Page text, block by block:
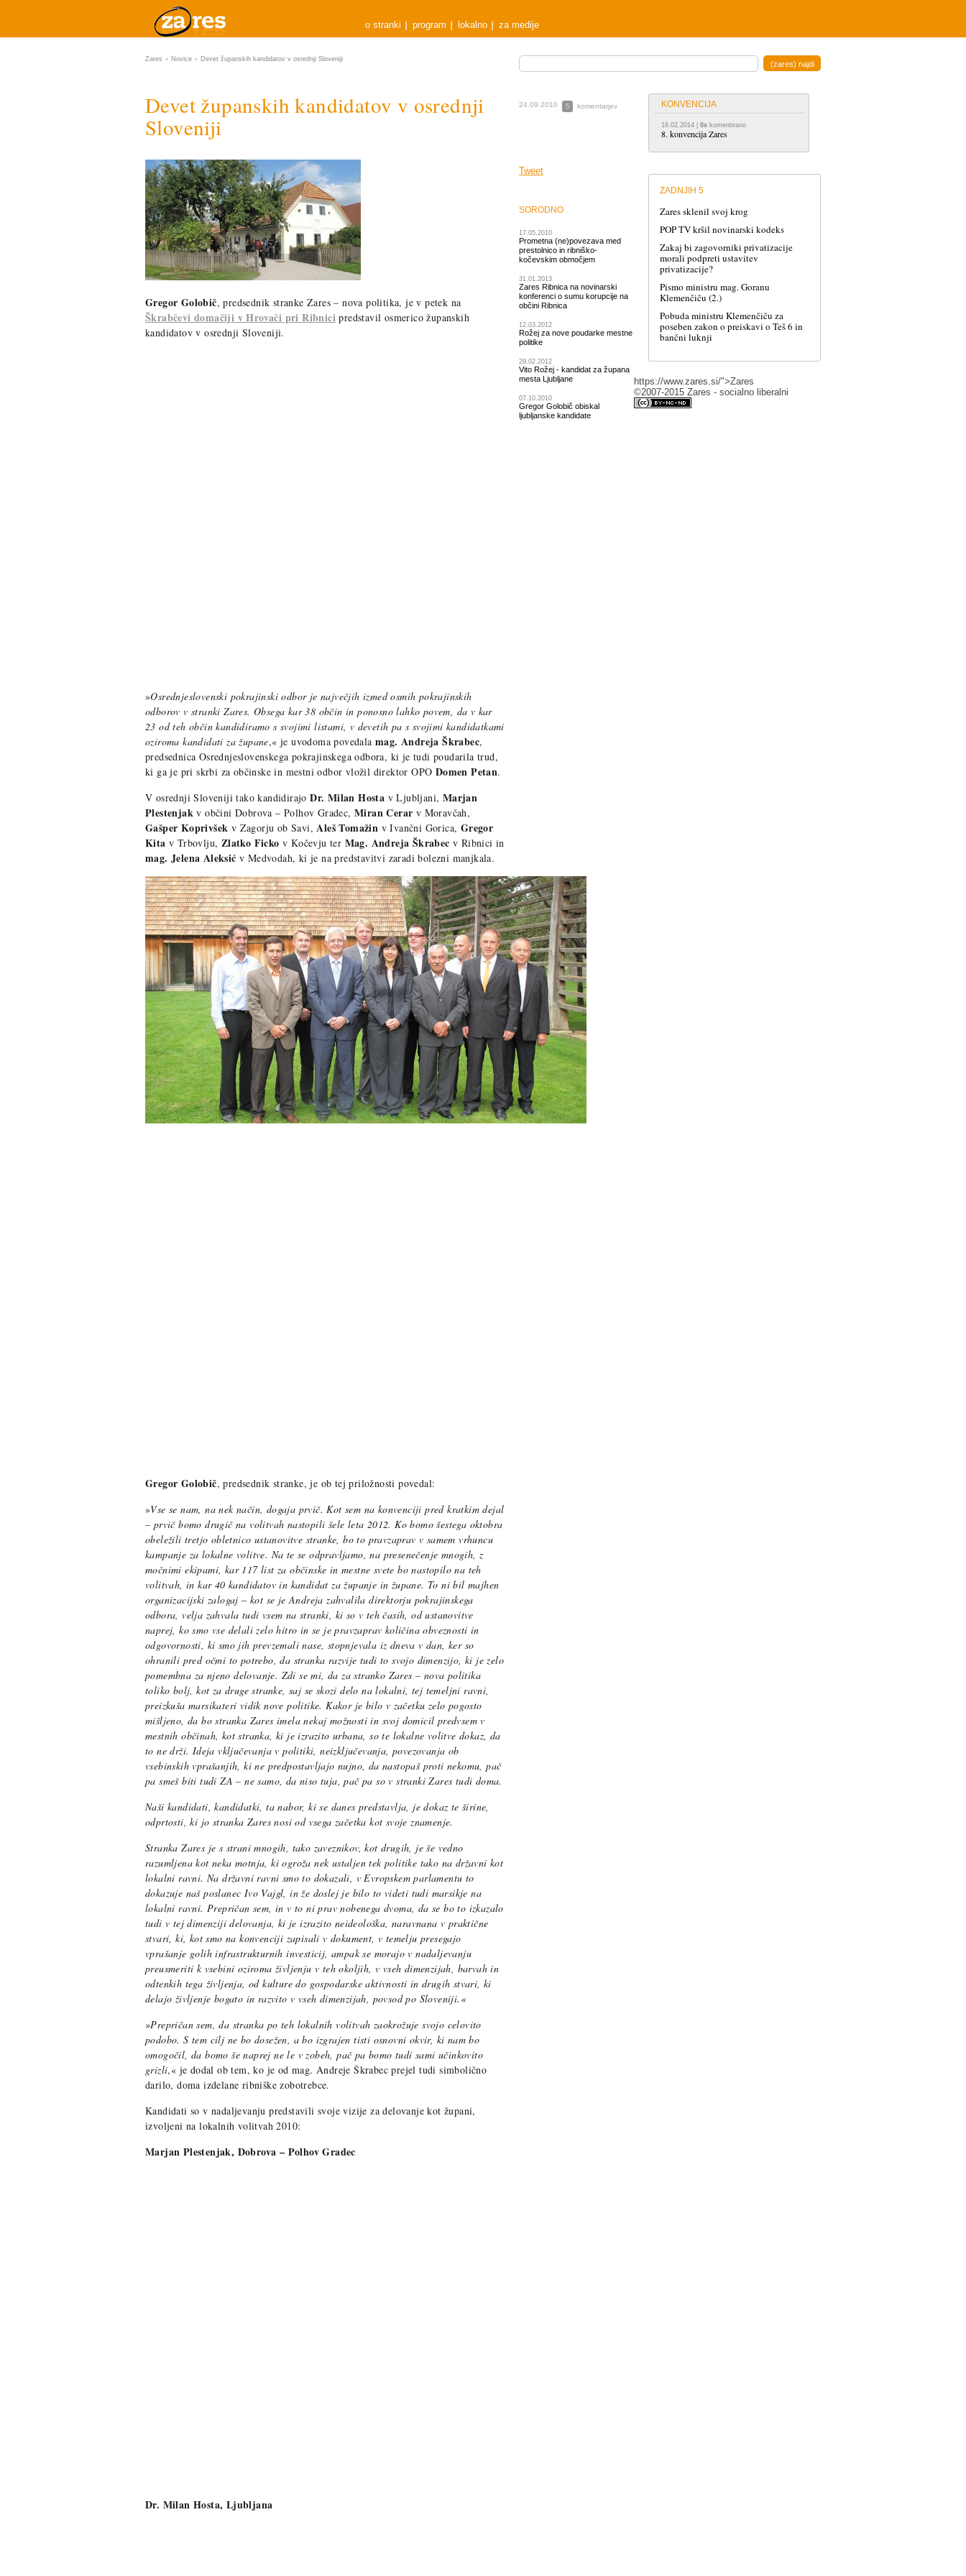
o stranki program lokalno za medije
Zares > Novice > Devet županskih kandidatov v osrednji Sloveniji
Devet županskih kandidatov v osrednji
Sloveniji
Gregor Golobič, predsednik stranke Zares – nova politika, je v petek na
Škrabčevi domačiji v Hrovači pri Ribnici predstavil osmerico županskih
kandidatov v osrednji Sloveniji.
»Osrednjeslovenski pokrajinski odbor je največjih izmed osmih pokrajinskih
odborov v stranki Zares. Obsega kar 38 občin in ponosno lahko povem, da v kar
23 od teh občin kandidiramo s svojimi listami, v devetih pa s svojimi kandidatkami
oziroma kandidati za župane,« je uvodoma povedalamag. Andreja Škrabec,
predsednica Osrednjeslovenskega pokrajinskega odbora, ki je tudi poudarila trud,
ki ga je pri skrbi za občinske in mestni odbor vložil direktor OPO Domen Petan.
V osrednji Sloveniji tako kandidirajoDr. Milan Hosta v Ljubljani, Marjan
Plestenjak v občini Dobrova – Polhov Gradec, Miran Cerar v Moravčah,
Gašper Koprivšek v Zagorju ob Savi,Aleš Tomažin v Ivančni Gorica, Gregor
Kita v Trbovlju, Zlatko Ficko v Kočevju ter Mag. Andreja Škrabec v Ribnici in
mag. Jelena Aleksić v Medvodah, ki je na predstavitvi zaradi bolezni manjkala.
Gregor Golobič, predsednik stranke, je ob tej priložnosti povedal:
»Vse se nam, na nek način, dogaja prvič. Kot sem na konvenciji pred kratkim dejal
– prvič bomo drugič na volitvah nastopili šele leta 2012. Ko bomo šestega oktobra
obeležili tretjo obletnico ustanovitve stranke, bo to pravzaprav v samem vrhuncu
kampanje za lokalne volitve. Na te se odpravljamo, na presenečenje mnogih, z
močnimi ekipami, kar 117 list za občinske in mestne svete bo nastopilo na teh
volitvah, in kar 40 kandidatov in kandidat za županje in župane. To ni bil majhen
organizacijski zalogaj – kot se je Andreja zahvalila direktorju pokrajinskega
odbora, velja zahvala tudi vsem na stranki, ki so v teh časih, od ustanovitve
naprej, ko smo vse delali zelo hitro in se je pravzaprav količina obveznosti in
odgovornosti, ki smo jih prevzemali nase, stopnjevala iz dneva v dan, ker so
ohranili pred očmi to potrebo, da stranka razvije tudi to svojo dimenzijo, ki je zelo
pomembna za njeno delovanje. Zdi se mi, da za stranko Zares – nova politika
toliko bolj, kot za druge stranke, saj se skozi delo na lokalni, tej temeljni ravni,
preizkuša marsikateri vidik nove politike. Kakor je bilo v začetku zelo pogosto
mišljeno, da bo stranka Zares imela nekaj možnosti in svoj domicil predvsem v
mestnih občinah, kot stranka, ki je izrazito urbana, so te lokalne volitve dokaz, da
to ne drži. Ideja vključevanja v politiki, neizključevanja, povezovanja ob
vsebinskih vprašanjih, ki ne predpostavljajo nujno, da nastopaš proti nekomu, pač
pa smeš biti tudi ZA – ne samo, da niso tuja, pač pa so v stranki Zares tudi doma.
Naši kandidati, kandidatki, ta nabor, ki se danes predstavlja, je dokaz te širine,
odprtosti, ki jo stranka Zares nosi od vsega začetka kot svoje znamenje.
Stranka Zares je s strani mnogih, tako zaveznikov, kot drugih, je še vedno
razumljena kot neka motnja, ki ogroža nek ustaljen tek politike tako na državni kot
lokalni ravni. Na državni ravni smo to dokazali, v Evropskem parlamentu to
dokazuje naš poslanec Ivo Vajgl, in že doslej je bilo to videti tudi marsikje na
lokalni ravni. Prepričan sem, in v to ni prav nobenega dvoma, da se bo to izkazalo
tudi v tej dimenziji delovanja, ki je izrazito neideološka, naravnana v praktične
stvari, ki, kot smo na konvenciji zapisali v dokument, v temelju presegajo
vprašanje golih infrastrukturnih investicij, ampak se morajo v nadaljevanju
preusmeriti k vsebini oziroma življenju v teh okoljih, v vseh dimenzijah, barvah in
odtenkih tega življenja, od kulture do gospodarske aktivnosti in drugih stvari, ki
delajo življenje bogato in razvito v vseh dimenzijah, povsod po Sloveniji.«
»Prepričan sem, da stranka po teh lokalnih volitvah zaokrožuje svojo celovito
podobo. S tem cilj ne bo dosežen, a bo izgrajen tisti osnovni okvir, ki nam bo
omogočil, da bomo še naprej ne le v zobeh, pač pa bomo tudi sami učinkovito
grizli,« je dodal ob tem, ko je od mag. Andreje Škrabec prejel tudi simbolično
darilo, doma izdelane ribniške zobotrebce.
Kandidati so v nadaljevanju predstavili svoje vizije za delovanje kot župani,
izvoljeni na lokalnih volitvah 2010:
Marjan Plestenjak, Dobrova – Polhov Gradec
Dr. Milan Hosta, Ljubljana
5 komentarjev
24.09.2010
Tweet
SORODNO
17.05.2010
Prometna (ne)povezava med
prestolnico in ribniško-
kočevskim območjem
31.01.2013
Zares Ribnica na novinarski
konferenci o sumu korupcije na
občini Ribnica
12.03.2012
Rožej za nove poudarke mestne
politike
29.02.2012
Vito Rožej - kandidat za župana
mesta Ljubljane
07.10.2010
Gregor Golobič obiskal
ljubljanske kandidate
KONVENCIJA
16.02.2014 0x komentirano
8. konvencija Zares
ZADNJIH 5
Zares sklenil svoj krog
POP TV kršil novinarski kodeks
Zakaj bi zagovorniki privatizacije
morali podpreti ustavitev
privatizacije?
Pismo ministru mag. Goranu
Klemenčiču (2.)
Pobuda ministru Klemenčiču za
poseben zakon o preiskavi o Teš 6 in
bančni luknji
https://www.zares.si/">Zares
©2007-2015 Zares - socialno liberalni